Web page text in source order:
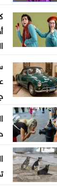
الدراسات
تكنولوجيا بلا
تشابُك
فلسطين
هزيمة
«حياد» لبنان
حول إسرائيل
هل سيعيش